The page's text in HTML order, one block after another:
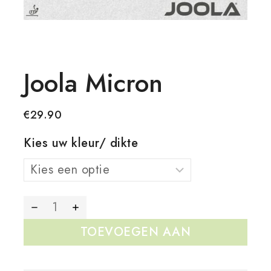
Joola Micron
€29.90
Kies uw kleur/ dikte
TOEVOEGEN AAN